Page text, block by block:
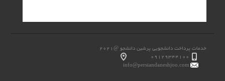
خدمات پرداخت دانشجویی پرشین دانشجو @2021
۰۹۱۲۹۳۴۴۱۰۰
info@persiandaneshjoo.com